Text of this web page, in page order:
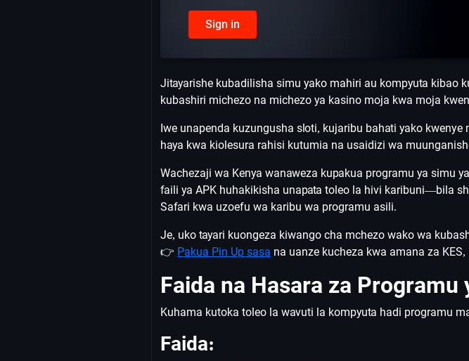
Sign in
Jitayarishe kubadilisha simu yako mahiri au kompyuta kibao
kubashiri michezo na michezo ya kasino moja kwa moja
Iwe unapenda kuzungusha sloti, kujaribu bahati yako
haya kwa kiolesura rahisi kutumia na usaidizi wa
Wachezaji wa Kenya wanaweza kupakua programu ya simu
faili ya APK huhakikisha unapata toleo la hivi karibuni—bila
Safari kwa uzoefu wa karibu wa programu asili.
Je, uko tayari kuongeza kiwango cha mchezo wako wa
👉 Pakua Pin Up sasa na uanze kucheza kwa amana za
Faida na Hasara za Programu
Kuhama kutoka toleo la wavuti la kompyuta hadi programu
Faida: